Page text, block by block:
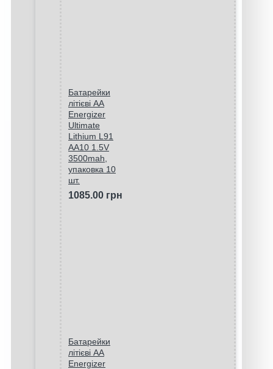
Батарейки
літієві AA
Energizer
Ultimate
Lithium L91
AA10 1.5V
3500mah,
упаковка 10
шт.
1085.00 грн
Батарейки
літієві AA
Energizer